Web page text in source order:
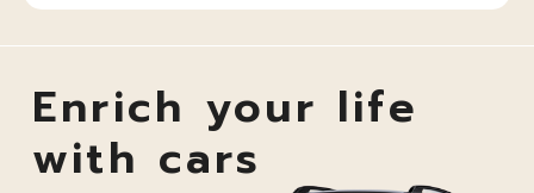
Enrich your life
with cars